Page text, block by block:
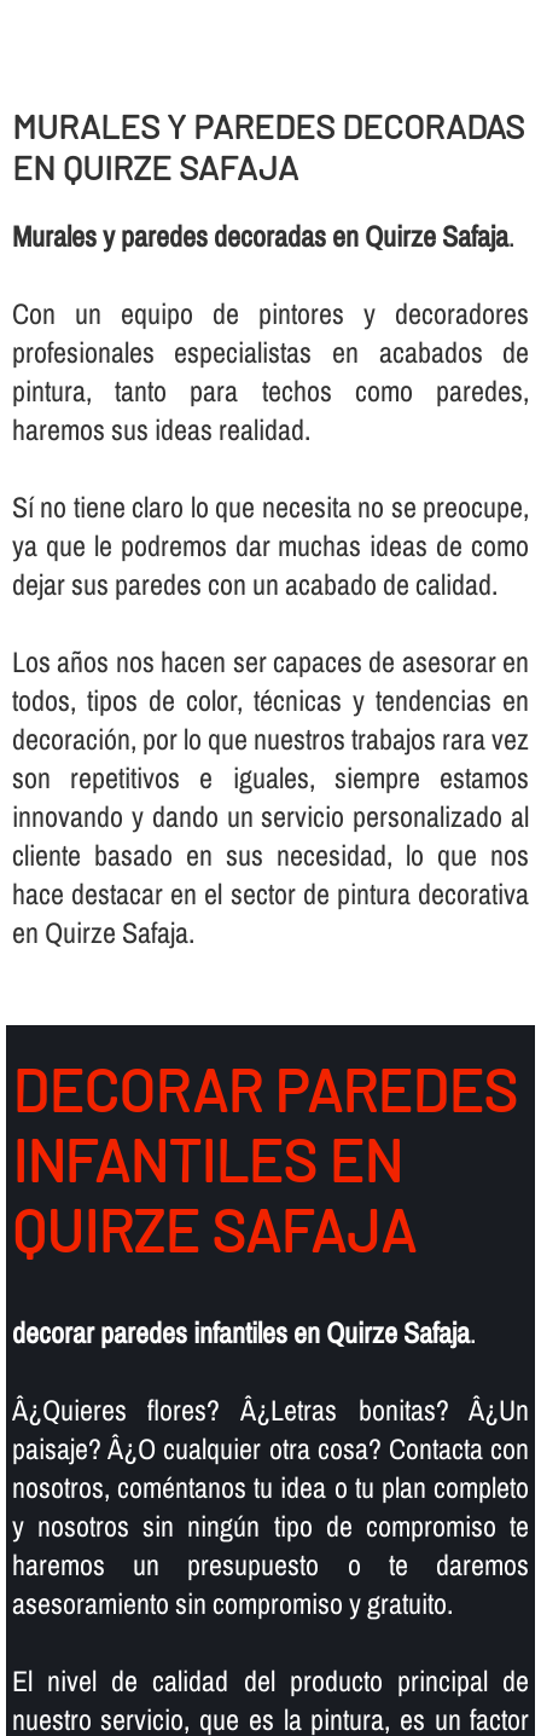
MURALES Y PAREDES DECORADAS
EN QUIRZE SAFAJA
Murales y paredes decoradas en Quirze Safaja.
Con un equipo de pintores y decoradores
profesionales especialistas en acabados de
pintura, tanto para techos como paredes,
haremos sus ideas realidad.
Sí­ no tiene claro lo que necesita no se preocupe,
ya que le podremos dar muchas ideas de como
dejar sus paredes con un acabado de calidad.
Los años nos hacen ser capaces de asesorar en
todos, tipos de color, técnicas y tendencias en
decoración, por lo que nuestros trabajos rara vez
son repetitivos e iguales, siempre estamos
innovando y dando un servicio personalizado al
cliente basado en sus necesidad, lo que nos
hace destacar en el sector de pintura decorativa
en Quirze Safaja.
DECORAR PAREDES
INFANTILES EN
QUIRZE SAFAJA
decorar paredes infantiles en Quirze Safaja.
Â¿Quieres flores? Â¿Letras bonitas? Â¿Un
paisaje? Â¿O cualquier otra cosa? Contacta con
nosotros, coméntanos tu idea o tu plan completo
y nosotros sin ningún tipo de compromiso te
haremos un presupuesto o te daremos
asesoramiento sin compromiso y gratuito.
El nivel de calidad del producto principal de
nuestro servicio, que es la pintura, es un factor